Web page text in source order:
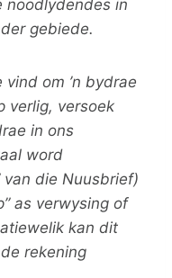
noodlydendes in
gebiede.
om ’n bydrae
verlig, versoek
in ons
word
van die Nuusbrief)
as verwysing of
kan dit
rekening